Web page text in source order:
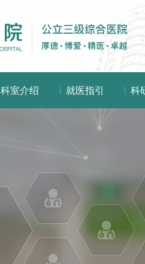
科室介绍 就医指引 科